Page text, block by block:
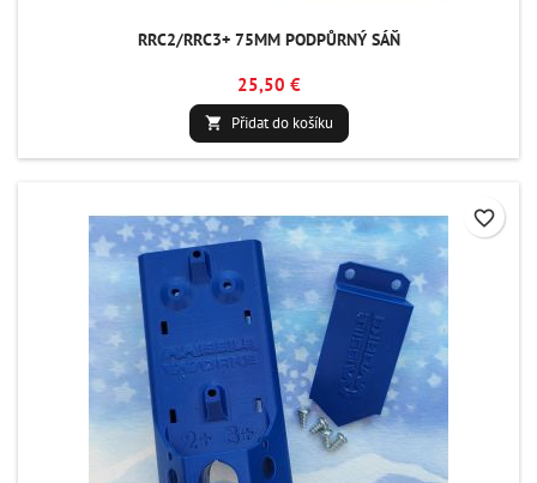
RRC2/RRC3+ 75MM PODPŮRNÝ SÁŇ
25,50 €
 Přidat do košíku
favorite_border